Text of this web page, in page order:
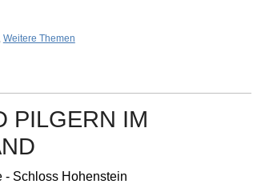
, Weitere Themen
PILGERN IM
- Schloss Hohenstein